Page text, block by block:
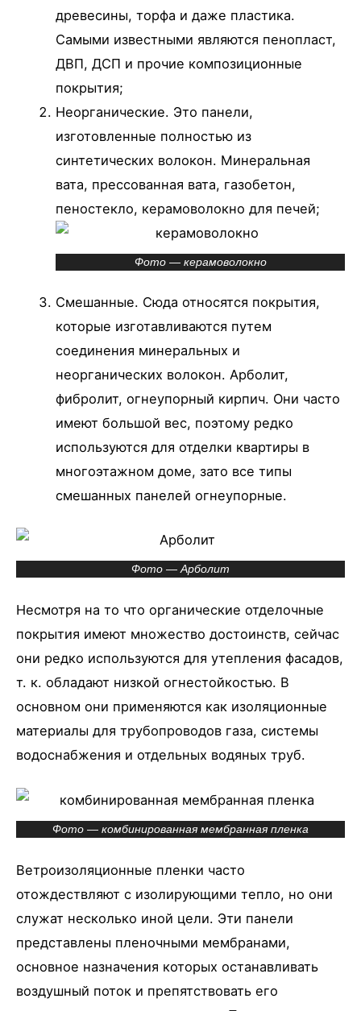
древесины, торфа и даже пластика.
Самыми известными являются пенопласт,
ДВП, ДСП и прочие композиционные
покрытия;
Неорганические. Это панели,
изготовленные полностью из
синтетических волокон. Минеральная
вата, прессованная вата, газобетон,
пеностекло, керамоволокно для печей;
Фото — керамоволокно
Смешанные. Сюда относятся покрытия,
которые изготавливаются путем
соединения минеральных и
неорганических волокон. Арболит,
фибролит, огнеупорный кирпич. Они часто
имеют большой вес, поэтому редко
используются для отделки квартиры в
многоэтажном доме, зато все типы
смешанных панелей огнеупорные.
Фото — Арболит
Несмотря на то что органические отделочные
покрытия имеют множество достоинств, сейчас
они редко используются для утепления фасадов,
т. к. обладают низкой огнестойкостью. В
основном они применяются как изоляционные
материалы для трубопроводов газа, системы
водоснабжения и отдельных водяных труб.
Фото — комбинированная мембранная пленка
Ветроизоляционные пленки часто
отождествляют с изолирующими тепло, но они
служат несколько иной цели. Эти панели
представлены пленочными мембранами,
основное назначения которых останавливать
воздушный поток и препятствовать его